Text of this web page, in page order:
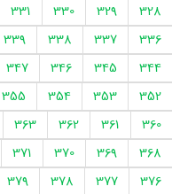
328
329
330
331
336
337
338
339
344
345
346
347
352
353
354
355
360
361
362
363
368
369
370
371
376
377
378
379